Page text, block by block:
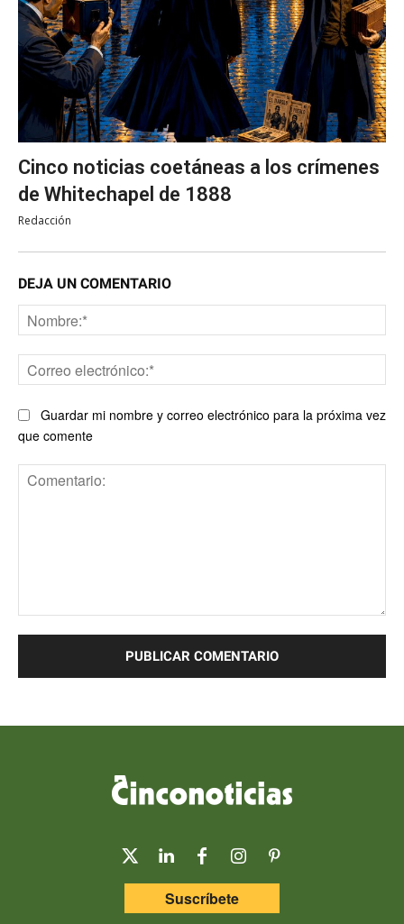
Cinco noticias coetáneas a los crímenes
de Whitechapel de 1888
Redacción
DEJA UN COMENTARIO
Guardar mi nombre y correo electrónico para la próxima vez
que comente
Suscríbete